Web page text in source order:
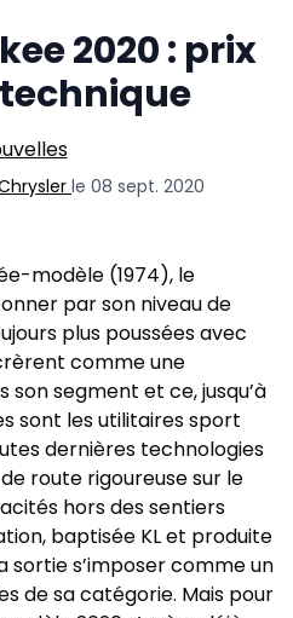
2020 : prix
le 08 sept. 2020
modèle (1974), le
par son niveau de
plus poussées avec
comme une
segment et ce, jusqu’à
sont les utilitaires sport
dernières technologies
route rigoureuse sur le
hors des sentiers
baptisée KL et produite
sortie s’imposer comme un
de sa catégorie. Mais pour